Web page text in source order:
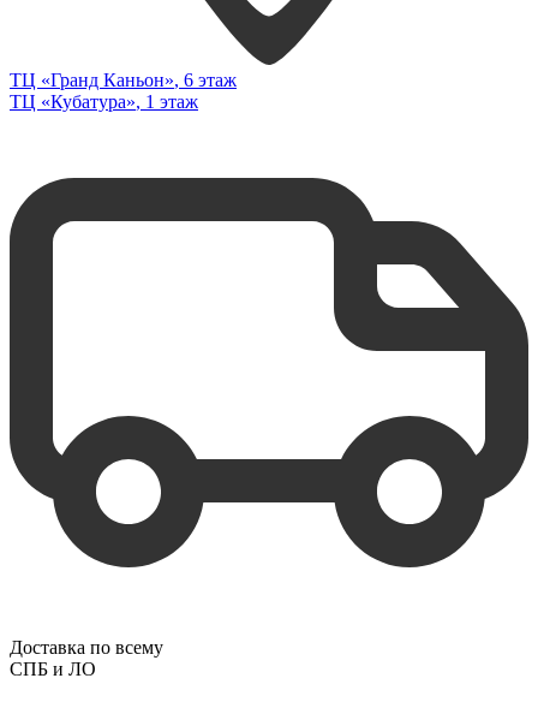
ТЦ «Гранд Каньон», 6 этаж
ТЦ «Кубатура», 1 этаж
Доставка по всему
СПБ и ЛО